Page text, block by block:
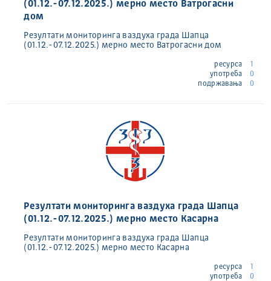
(01.12.-07.12.2025.) мерно место Ватрогасни
дом
Резултати мониторинга ваздуха града Шапца
(01.12.-07.12.2025.) мерно место Ватрогасни дом
ресурса
1
употреба
0
подржавања
0
Резултати мониторинга ваздуха града Шапца
(01.12.-07.12.2025.) мерно место Касарна
Резултати мониторинга ваздуха града Шапца
(01.12.-07.12.2025.) мерно место Касарна
ресурса
1
употреба
0